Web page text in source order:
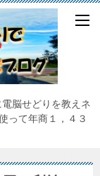
脳せどりを教えネ
て年商１，４３